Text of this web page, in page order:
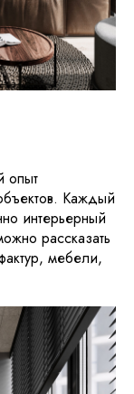
опыт
Каждый
интерьерный
рассказать
мебели,